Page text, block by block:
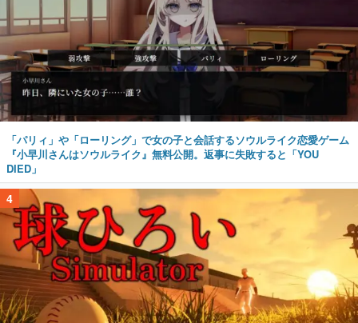
「パリィ」や「ローリング」で女の子と会話するソウルライク恋愛ゲーム
『小早川さんはソウルライク』無料公開。返事に失敗すると「YOU
DIED」
4